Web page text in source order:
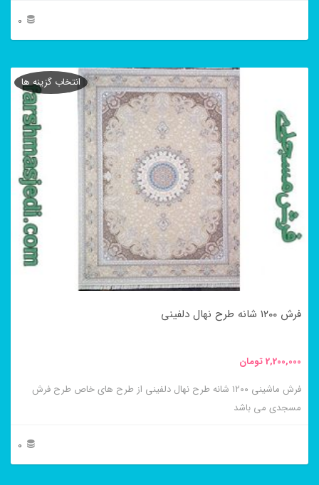
0
محصول
مختلفی
باشد.
گزینه
ها
صفحه
انتخاب
شوند
فرش ۱۲۰۰ شانه طرح نهال دلفینی
2,200,000تومان
فرش ماشینی ۱۲۰۰ شانه طرح نهال دلفینی از طرح های خاص طرح فرش
مسجدی می باشد
0
انتخاب گزینه ها